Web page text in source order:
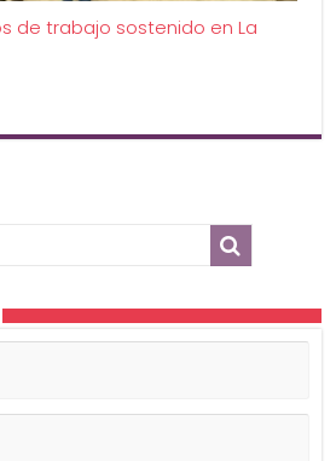
de trabajo sostenido en La